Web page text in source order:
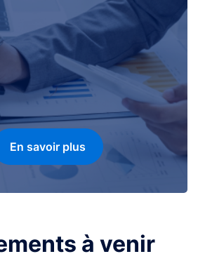
En savoir plus
à venir